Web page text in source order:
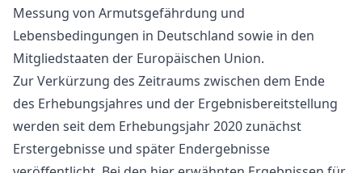
Messung von Armutsgefährdung und
Lebensbedingungen in Deutschland sowie in den
Mitgliedstaaten der Europäischen Union.
Zur Verkürzung des Zeitraums zwischen dem Ende
des Erhebungsjahres und der Ergebnisbereitstellung
werden seit dem Erhebungsjahr 2020 zunächst
Erstergebnisse und später Endergebnisse